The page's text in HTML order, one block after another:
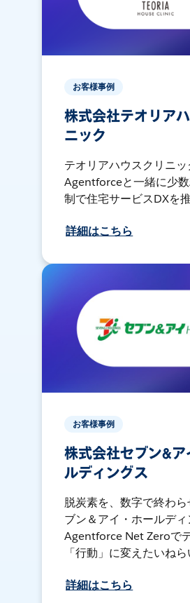
お客様事例
株式会社テオリア
ニック
テオリアハウスクリニッ
Agentforceと一緒に少
制で住宅サービスDXを
詳細はこちら
お客様事例
株式会社セブン&ア
ルディングス
脱炭素を、数字で終わ
ブン＆アイ・ホールデ
Agentforce Net Zeroで
「行動」に変えたいね
詳細はこちら